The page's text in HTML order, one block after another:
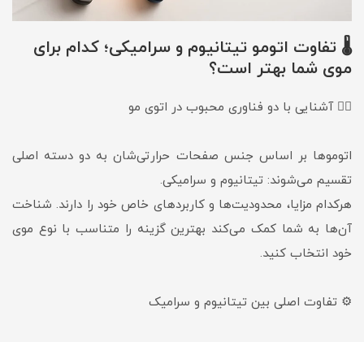
🌡 تفاوت اتومو تیتانیوم و سرامیکی؛ کدام برای
موی شما بهتر است؟
💇‍♀️ آشنایی با دو فناوری محبوب در اتوی مو
اتوموها بر اساس جنس صفحات حرارتی‌شان به دو دسته اصلی
تقسیم می‌شوند: تیتانیوم و سرامیکی.
هرکدام مزایا، محدودیت‌ها و کاربردهای خاص خود را دارند. شناخت
آن‌ها به شما کمک می‌کند بهترین گزینه را متناسب با نوع موی
خود انتخاب کنید.
⚙️ تفاوت اصلی بین تیتانیوم و سرامیک